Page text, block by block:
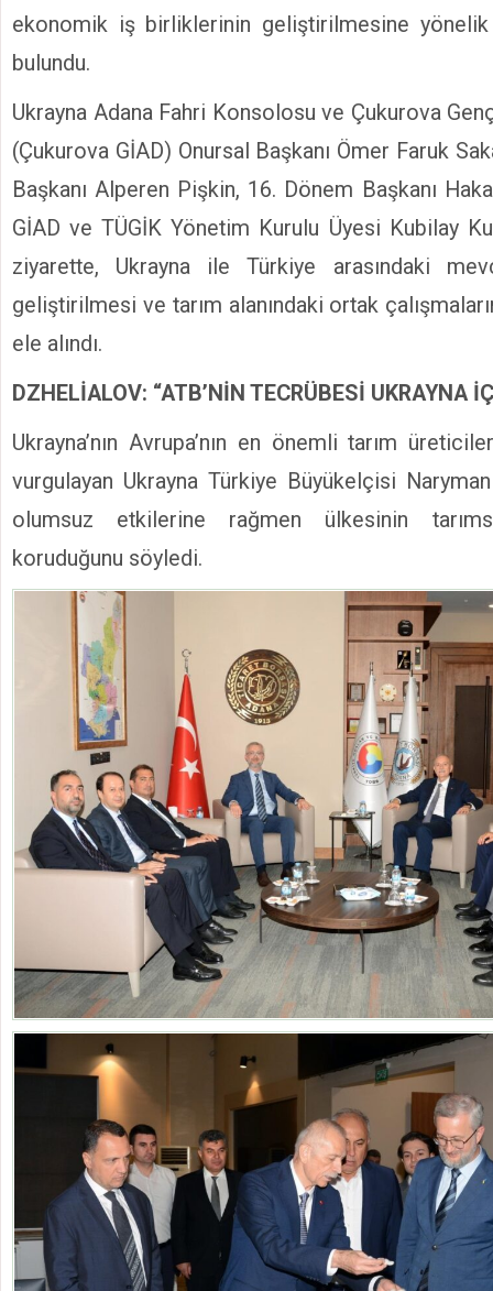
ekonomik iş birliklerinin geliştirilmesine yönelik
bulundu.
Ukrayna Adana Fahri Konsolosu ve Çukurova
(Çukurova GİAD) Onursal Başkanı Ömer Faruk
Başkanı Alperen Pişkin, 16. Dönem Başkanı
GİAD ve TÜGİK Yönetim Kurulu Üyesi Kubilay
ziyarette, Ukrayna ile Türkiye arasındaki
geliştirilmesi ve tarım alanındaki ortak
ele alındı.
DZHELİALOV: “ATB’NİN TECRÜBESİ UKRAYNA
Ukrayna’nın Avrupa’nın en önemli tarım
vurgulayan Ukrayna Türkiye Büyükelçisi
olumsuz etkilerine rağmen ülkesinin
koruduğunu söyledi.